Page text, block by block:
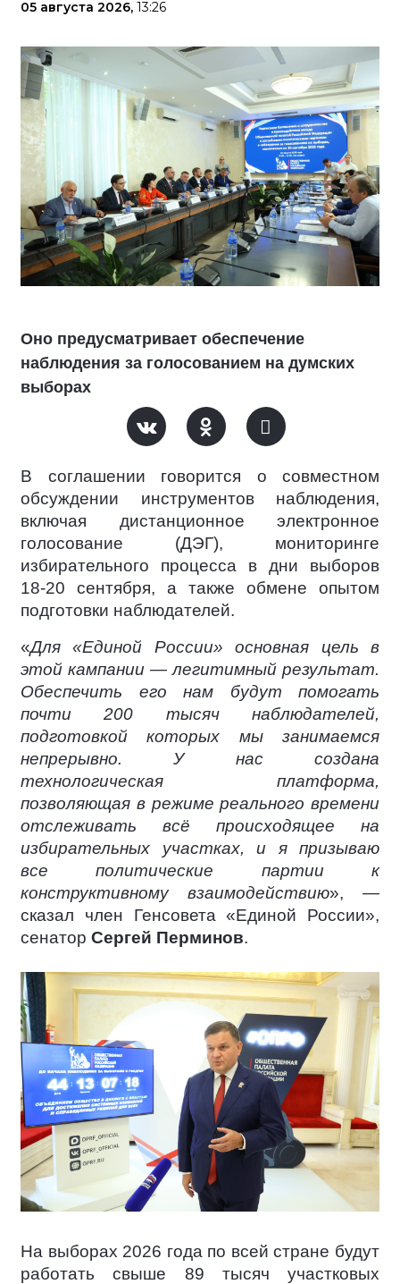
05 августа 2026, 13:26
Оно предусматривает обеспечение
наблюдения за голосованием на думских
выборах
В соглашении говорится о совместном
обсуждении инструментов наблюдения,
включая дистанционное электронное
голосование (ДЭГ), мониторинге
избирательного процесса в дни выборов
18-20 сентября, а также обмене опытом
подготовки наблюдателей.
«Для «Единой России» основная цель в
этой кампании — легитимный результат.
Обеспечить его нам будут помогать
почти 200 тысяч наблюдателей,
подготовкой которых мы занимаемся
непрерывно. У нас создана
технологическая платформа,
позволяющая в режиме реального времени
отслеживать всё происходящее на
избирательных участках, и я призываю
все политические партии к
конструктивному взаимодействию», —
сказал член Генсовета «Единой России»,
сенатор Сергей Перминов.
На выборах 2026 года по всей стране будут
работать свыше 89 тысяч участковых